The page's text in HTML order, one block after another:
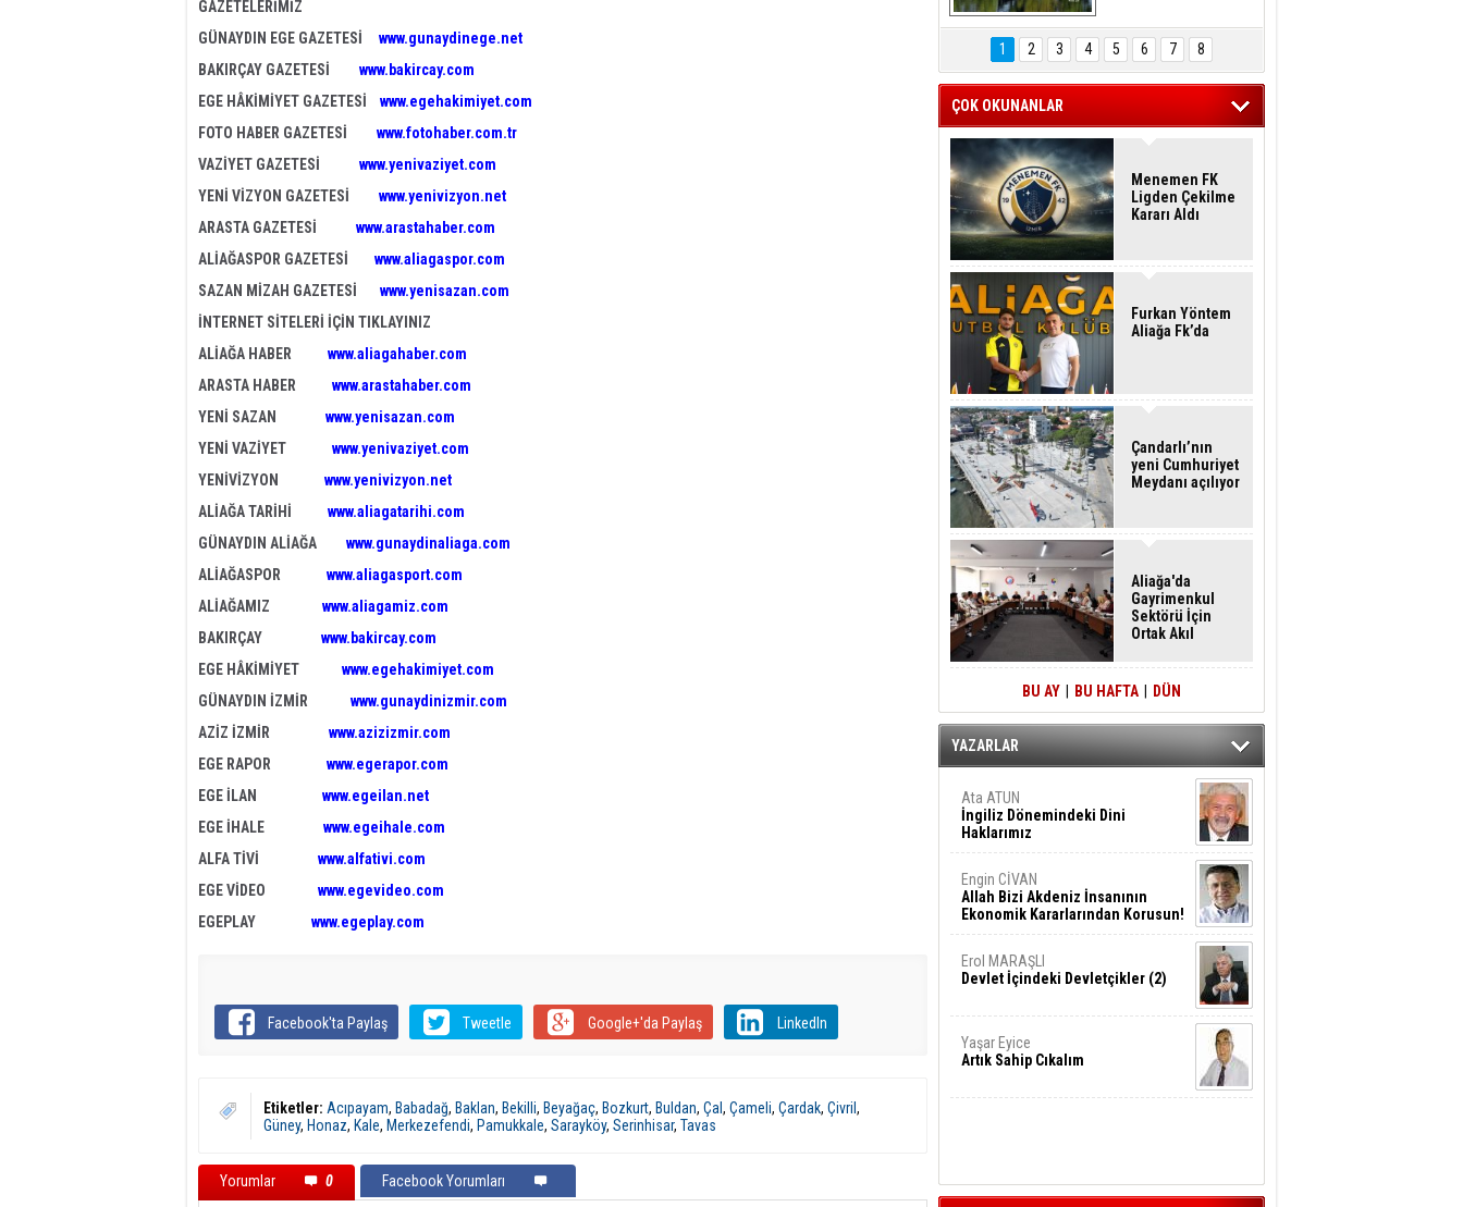
GAZETELERİMİZ
GÜNAYDIN EGE GAZETESİ www.gunaydinege.net
BAKIRÇAY GAZETESİ www.bakircay.com
EGE HÂKİMİYET GAZETESİ www.egehakimiyet.com
FOTO HABER GAZETESİ www.fotohaber.com.tr
VAZİYET GAZETESİ www.yenivaziyet.com
YENİ VİZYON GAZETESİ www.yenivizyon.net
ARASTA GAZETESİ www.arastahaber.com
ALİAĞASPOR GAZETESİ www.aliagaspor.com
SAZAN MİZAH GAZETESİ www.yenisazan.com
İNTERNET SİTELERİ İÇİN TIKLAYINIZ
ALİAĞA HABER www.aliagahaber.com
ARASTA HABER www.arastahaber.com
YENİ SAZAN www.yenisazan.com
YENİ VAZİYET www.yenivaziyet.com
YENİVİZYON www.yenivizyon.net
ALİAĞA TARİHİ www.aliagatarihi.com
GÜNAYDIN ALİAĞA www.gunaydinaliaga.com
ALİAĞASPOR www.aliagasport.com
ALİAĞAMIZ www.aliagamiz.com
BAKIRÇAY www.bakircay.com
EGE HÂKİMİYET www.egehakimiyet.com
GÜNAYDIN İZMİR www.gunaydinizmir.com
AZİZ İZMİR www.azizizmir.com
EGE RAPOR www.egerapor.com
EGE İLAN www.egeilan.net
EGE İHALE www.egeihale.com
ALFA TİVİ www.alfativi.com
EGE VİDEO www.egevideo.com
EGEPLAY www.egeplay.com
Facebook'ta Paylaş Tweetle Google+'da Paylaş LinkedIn
Etiketler: Acıpayam, Babadağ, Baklan, Bekilli, Beyağaç, Bozkurt, Buldan, Çal , Çameli, Çardak, Çivril ,
Güney, Honaz, Kale, Merkezefendi, Pamukkale, Sarayköy, Serinhisar, Tavas
Yorumlar 0 Facebook Yorumları
Hasan Eser'in
Objektifinden
1 2 3 4 5 6 7 8
ÇOK OKUNANLAR
Menemen FK
Ligden Çekilme
Kararı Aldı
Furkan Yöntem
Aliağa Fk’da
Çandarlı’nın
yeni Cumhuriyet
Meydanı açılıyor
Aliağa'da
Gayrimenkul
Sektörü İçin
Ortak Akıl
BU AY BU HAFTA DÜN
YAZARLAR
Ata ATUN
İngiliz Dönemindeki Dini
Haklarımız
Engin CİVAN
Allah Bizi Akdeniz İnsanının
Ekonomik Kararlarından Korusun!
Erol MARAŞLI
Devlet İçindeki Devletçikler (2)
Yaşar Eyice
Artık Sahip Cıkalım